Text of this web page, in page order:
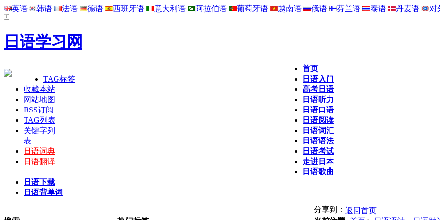
英语 韩语 法语 德语 西班牙语 意大利语 阿拉伯语 葡萄牙语 越南语 俄语 芬兰语 泰语 丹麦语 对
日语学习网
TAG标签
收藏本站
网站地图
RSS订阅
TAG列表
关键字列
表
日语词典
日语翻译
首页
日语入门
高考日语
日语听力
日语口语
日语阅读
日语词汇
日语语法
日语考试
走进日本
日语歌曲
日语下载
日语背单词
分享到： 返回首页